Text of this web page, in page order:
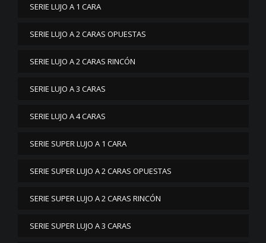
SERIE LUJO A 1 CARA
SERIE LUJO A 2 CARAS OPUESTAS
SERIE LUJO A 2 CARAS RINCÓN
SERIE LUJO A 3 CARAS
SERIE LUJO A 4 CARAS
SERIE SUPER LUJO A 1 CARA
SERIE SUPER LUJO A 2 CARAS OPUESTAS
SERIE SUPER LUJO A 2 CARAS RINCÓN
SERIE SUPER LUJO A 3 CARAS